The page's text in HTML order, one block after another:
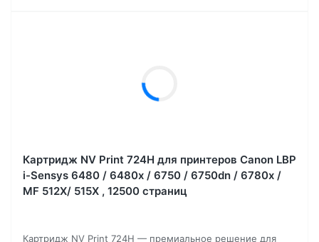
Картридж NV Print 724H для принтеров Canon LBP
i-Sensys 6480 / 6480x / 6750 / 6750dn / 6780x /
MF 512X/ 515X , 12500 страниц
Картридж NV Print 724H — премиальное решение для